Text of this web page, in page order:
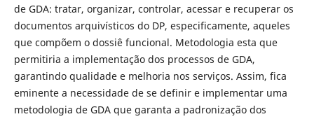
de GDA: tratar, organizar, controlar, acessar e recuperar os
documentos arquivísticos do DP, especificamente, aqueles
que compõem o dossiê funcional. Metodologia esta que
permitiria a implementação dos processos de GDA,
garantindo qualidade e melhoria nos serviços. Assim, fica
eminente a necessidade de se definir e implementar uma
metodologia de GDA que garanta a padronização dos